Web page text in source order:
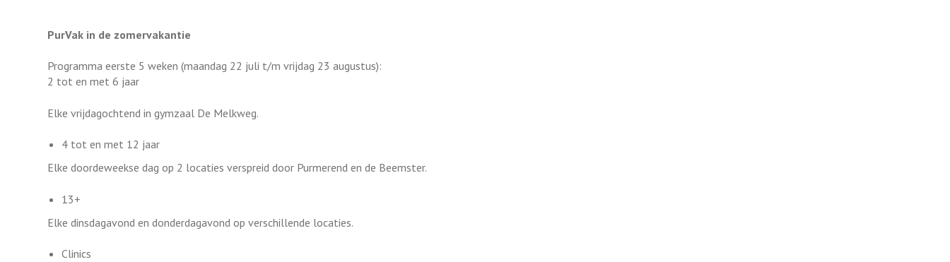
PurVak in de zomervakantie
Programma eerste 5 weken (maandag 22 juli t/m vrijdag 23 augustus):
2 tot en met 6 jaar
Elke vrijdagochtend in gymzaal De Melkweg.
4 tot en met 12 jaar
Elke doordeweekse dag op 2 locaties verspreid door Purmerend en de Beemster.
13+
Elke dinsdagavond en donderdagavond op verschillende locaties.
Clinics